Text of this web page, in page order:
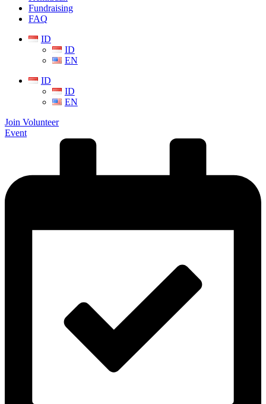
Fundraising
FAQ
ID
ID
EN
ID
ID
EN
Join Volunteer
Event